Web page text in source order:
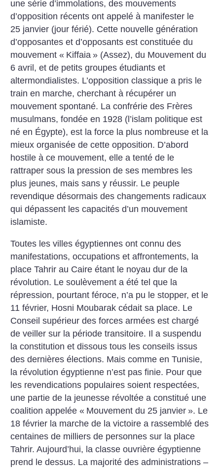
une série d’immolations, des mouvements
d’opposition récents ont appelé à manifester le
25 janvier (jour férié). Cette nouvelle génération
d’opposantes et d’opposants est constituée du
mouvement « Kiffaia » (Assez), du Mouvement du
6 avril, et de petits groupes étudiants et
altermondialistes. L’opposition classique a pris le
train en marche, cherchant à récupérer un
mouvement spontané. La confrérie des Frères
musulmans, fondée en 1928 (l’islam politique est
né en Égypte), est la force la plus nombreuse et la
mieux organisée de cette opposition. D’abord
hostile à ce mouvement, elle a tenté de le
rattraper sous la pression de ses membres les
plus jeunes, mais sans y réussir. Le peuple
revendique désormais des changements radicaux
qui dépassent les capacités d’un mouvement
islamiste.
Toutes les villes égyptiennes ont connu des
manifestations, occupations et affrontements, la
place Tahrir au Caire étant le noyau dur de la
révolution. Le soulèvement a été tel que la
répression, pourtant féroce, n’a pu le stopper, et le
11 février, Hosni Moubarak cédait sa place. Le
Conseil supérieur des forces armées est chargé
de veiller sur la période transitoire. Il a suspendu
la constitution et dissous tous les conseils issus
des dernières élections. Mais comme en Tunisie,
la révolution égyptienne n’est pas finie. Pour que
les revendications populaires soient respectées,
une partie de la jeunesse révoltée a constitué une
coalition appelée « Mouvement du 25 janvier ». Le
18 février la marche de la victoire a rassemblé des
centaines de milliers de personnes sur la place
Tahrir. Aujourd’hui, la classe ouvrière égyptienne
prend le dessus. La majorité des administrations –